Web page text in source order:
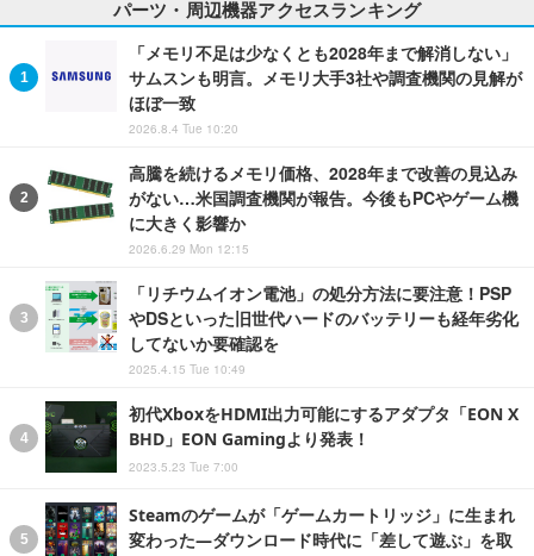
パーツ・周辺機器アクセスランキング
「メモリ不足は少なくとも2028年まで解消しない」
サムスンも明言。メモリ大手3社や調査機関の見解が
ほぼ一致
2026.8.4 Tue 10:20
高騰を続けるメモリ価格、2028年まで改善の見込み
がない…米国調査機関が報告。今後もPCやゲーム機
に大きく影響か
2026.6.29 Mon 12:15
「リチウムイオン電池」の処分方法に要注意！PSP
やDSといった旧世代ハードのバッテリーも経年劣化
してないか要確認を
2025.4.15 Tue 10:49
初代XboxをHDMI出力可能にするアダプタ「EON X
BHD」EON Gamingより発表！
2023.5.23 Tue 7:00
Steamのゲームが「ゲームカートリッジ」に生まれ
変わった―ダウンロード時代に「差して遊ぶ」を取